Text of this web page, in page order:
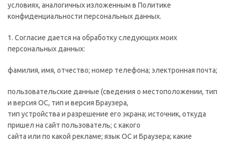
условиях, аналогичных изложенным в Политике
конфиденциальности персональных данных.
1. Согласие дается на обработку следующих моих
персональных данных:
фамилия, имя, отчество; номер телефона; электронная почта;
пользовательские данные (сведения о местоположении, тип
и версия ОС, тип и версия Браузера,
тип устройства и разрешение его экрана; источник, откуда
пришел на сайт пользователь; с какого
сайта или по какой рекламе; язык ОС и Браузера; какие